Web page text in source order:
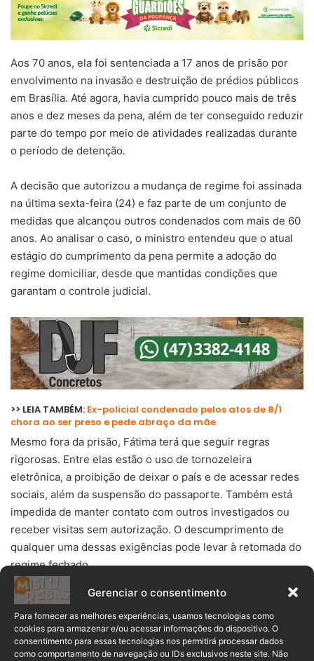
Gerenciar o consentimento
Para fornecer as melhores experiências, usamos tecnologias como
cookies para armazenar e/ou acessar informações do dispositivo. O
consentimento para essas tecnologias nos permitirá processar dados
como comportamento de navegação ou IDs exclusivos neste site. Não
Aos 70 anos, ela foi sentenciada a 17 anos de prisão por
envolvimento na invasão e destruição de prédios públicos
em Brasília. Até agora, havia cumprido pouco mais de três
anos e dez meses da pena, além de ter conseguido reduzir
parte do tempo por meio de atividades realizadas durante
o período de detenção.
A decisão que autorizou a mudança de regime foi assinada
na última sexta-feira (24) e faz parte de um conjunto de
medidas que alcançou outros condenados com mais de 60
anos. Ao analisar o caso, o ministro entendeu que o atual
estágio do cumprimento da pena permite a adoção do
regime domiciliar, desde que mantidas condições que
garantam o controle judicial.
>> LEIA TAMBÉM: Ex-policial condenado pelos atos de 8/1
chora ao ser preso e pede abraço da mãe
Mesmo fora da prisão, Fátima terá que seguir regras
rigorosas. Entre elas estão o uso de tornozeleira
eletrônica, a proibição de deixar o país e de acessar redes
sociais, além da suspensão do passaporte. Também está
impedida de manter contato com outros investigados ou
receber visitas sem autorização. O descumprimento de
qualquer uma dessas exigências pode levar à retomada do
regime fechado.
ASSISTA AO VÍDEO ⤵️